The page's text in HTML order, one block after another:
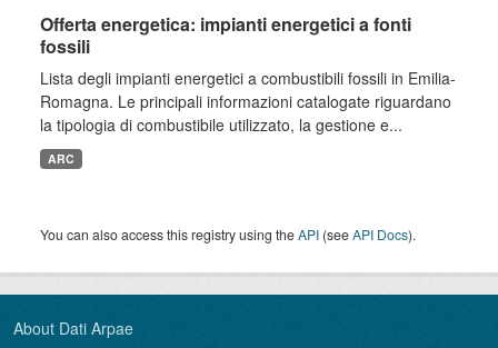
Offerta energetica: impianti energetici a fonti
fossili
Lista degli impianti energetici a combustibili fossili in Emilia-
Romagna. Le principali informazioni catalogate riguardano
la tipologia di combustibile utilizzato, la gestione e...
ARC
You can also access this registry using theAPI (seeAPI Docs).
About Dati Arpae